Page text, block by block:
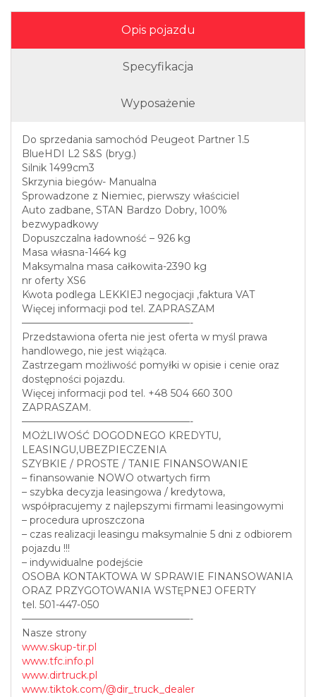
Opis pojazdu
Specyfikacja
Wyposażenie
Do sprzedania samochód Peugeot Partner 1.5
BlueHDI L2 S&S (bryg.)
Silnik 1499cm3
Skrzynia biegów- Manualna
Sprowadzone z Niemiec, pierwszy właściciel
Auto zadbane, STAN Bardzo Dobry, 100%
bezwypadkowy
Dopuszczalna ładowność – 926 kg
Masa własna-1464 kg
Maksymalna masa całkowita-2390 kg
nr oferty XS6
Kwota podlega LEKKIEJ negocjacji ,faktura VAT
Więcej informacji pod tel. ZAPRASZAM
—————————————————-
Przedstawiona oferta nie jest oferta w myśl prawa
handlowego, nie jest wiążąca.
Zastrzegam możliwość pomyłki w opisie i cenie oraz
dostępności pojazdu.
Więcej informacji pod tel. +48 504 660 300
ZAPRASZAM.
—————————————————-
MOŻLIWOŚĆ DOGODNEGO KREDYTU,
LEASINGU,UBEZPIECZENIA
SZYBKIE / PROSTE / TANIE FINANSOWANIE
– finansowanie NOWO otwartych firm
– szybka decyzja leasingowa / kredytowa,
współpracujemy z najlepszymi firmami leasingowymi
– procedura uproszczona
– czas realizacji leasingu maksymalnie 5 dni z odbiorem
pojazdu !!!
– indywidualne podejście
OSOBA KONTAKTOWA W SPRAWIE FINANSOWANIA
ORAZ PRZYGOTOWANIA WSTĘPNEJ OFERTY
tel. 501-447-050
—————————————————-
Nasze strony
www.skup-tir.pl
www.tfc.info.pl
www.dirtruck.pl
www.tiktok.com/@dir_truck_dealer